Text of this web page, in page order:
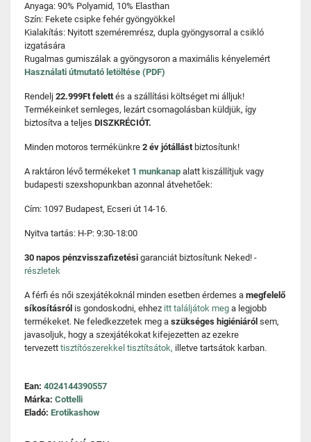
Anyaga: 90% Polyamid, 10% Elasthan
Szín: Fekete csipke fehér gyöngyökkel
Kialakítás: Nyitott szeméremrész, dupla gyöngysorral a csikló
izgatására
Rugalmas gumiszálak a gyöngysoron a maximális kényelemért
Használati útmutató letöltése (PDF)
Rendelj 22.999Ft felettés a szállítási költséget mi álljuk!
Termékeinket semleges, lezárt csomagolásban küldjük, így
biztosítva a teljes DISZKRÉCIÓT.
Minden motoros termékünkre 2 év jótállást biztosítunk!
A raktáron lévő termékeket 1 munkanap alatt kiszállítjuk vagy
budapesti szexshopunkban azonnal átvehetőek:
Cím: 1097 Budapest, Ecseri út 14-16.
Nyitva tartás: H-P: 9:30-18:00
30 napos pénzvisszafizetési garanciát biztosítunk Neked! -
részletek
A férfi és női szexjátékoknál minden esetben érdemes a megfelelő
síkosításról is gondoskodni, ehhez itt találjátok meg a legjobb
termékeket. Ne feledkezzetek meg a szükséges higiéniáról sem,
javasoljuk, hogy a szexjátékokat kifejezetten az ezekre
tervezett tisztítószerekkel tisztítsátok, illetve tartsátok karban.
Ean: 4024144390557
Márka: Cottelli
Eladó: Erotikashow